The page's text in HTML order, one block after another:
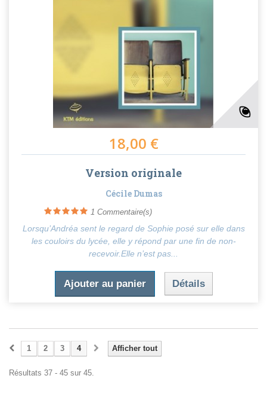
18,00 €
Version originale
Cécile Dumas
1 Commentaire(s)
Lorsqu’Andréa sent le regard de Sophie posé sur elle dans
les couloirs du lycée, elle y répond par une fin de non-
recevoir.Elle n’est pas...
Ajouter au panier Détails
Afficher tout
1 2 3 4
Résultats 37 - 45 sur 45.